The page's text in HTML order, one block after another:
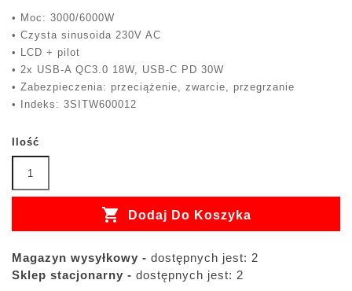
• Moc: 3000/6000W
• Czysta sinusoida 230V AC
• LCD + pilot
• 2x USB-A QC3.0 18W, USB-C PD 30W
• Zabezpieczenia: przeciążenie, zwarcie, przegrzanie
• Indeks: 3SITW600012
Ilość
 Dodaj Do Koszyka
Magazyn wysyłkowy - dostępnych jest: 2
Sklep stacjonarny - dostępnych jest: 2